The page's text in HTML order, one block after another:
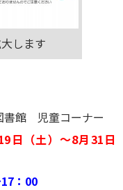
します
館 児童コーナー
日（土）～8月31日
：00